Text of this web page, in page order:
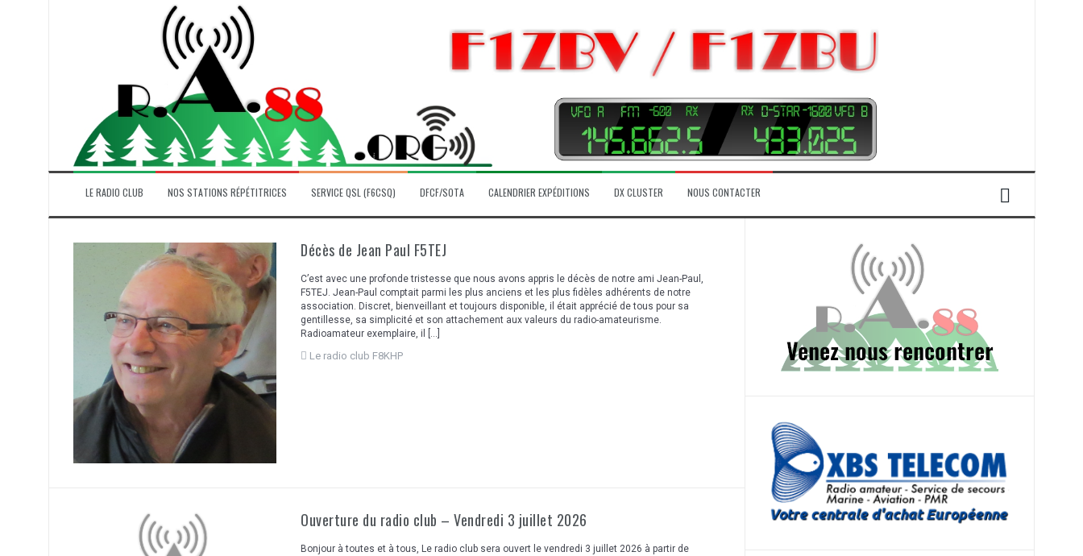
LE RADIO CLUB NOS STATIONS RÉPÉTITRICES SERVICE QSL (F6CSQ) DFCF/SOTA CALENDRIER EXPÉDITIONS DX CLUSTER NOUS CONTACTER
Décès de Jean Paul F5TEJ
C’est avec une profonde tristesse que nous avons appris le décès de notre ami Jean-Paul,
F5TEJ. Jean-Paul comptait parmi les plus anciens et les plus fidèles adhérents de notre
association. Discret, bienveillant et toujours disponible, il était apprécié de tous pour sa
gentillesse, sa simplicité et son attachement aux valeurs du radio-amateurisme.
Radioamateur exemplaire, il […]
Le radio club F8KHP
Ouverture du radio club – Vendredi 3 juillet 2026
Bonjour à toutes et à tous, Le radio club sera ouvert le vendredi 3 juillet 2026 à partir de